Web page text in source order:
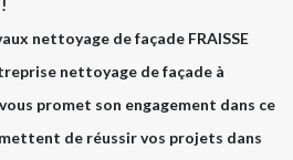
nettoyage de façade FRAISSE
nettoyage de façade à
promet son engagement dans ce
de réussir vos projets dans